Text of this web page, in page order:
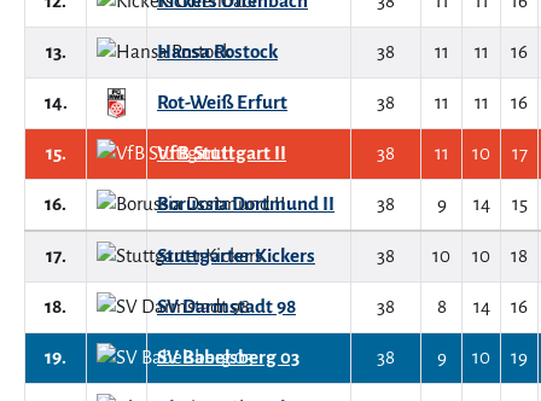
13. Hansa Rostock 38 11 11 16
14. Rot-Weiß Erfurt 38 11 11 16
15. VfB Stuttgart II 38 11 10 17
16. Borussia Dortmund II 38 9 14 15
17. Stuttgarter Kickers 38 10 10 18
18. SV Darmstadt 98 38 8 14 16
19. SV Babelsberg 03 38 9 10 19